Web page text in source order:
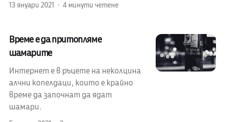
13 януари 2021 4 минути четене
Време е да притопляме
шамарите
Интернет е в ръцете на неколцина
алчни копелдаци, които е крайно
време да започнат да ядат
шамари.